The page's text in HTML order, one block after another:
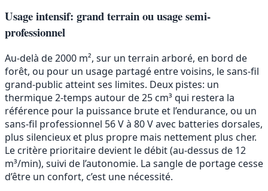
Usage intensif: grand terrain ou usage semi-
professionnel
Au-delà de 2000 m², sur un terrain arboré, en bord de
forêt, ou pour un usage partagé entre voisins, le sans-fil
grand-public atteint ses limites. Deux pistes: un
thermique 2-temps autour de 25 cm³ qui restera la
référence pour la puissance brute et l’endurance, ou un
sans-fil professionnel 56 V à 80 V avec batteries dorsales,
plus silencieux et plus propre mais nettement plus cher.
Le critère prioritaire devient le débit (au-dessus de 12
m³/min), suivi de l’autonomie. La sangle de portage cesse
d’être un confort, c’est une nécessité.